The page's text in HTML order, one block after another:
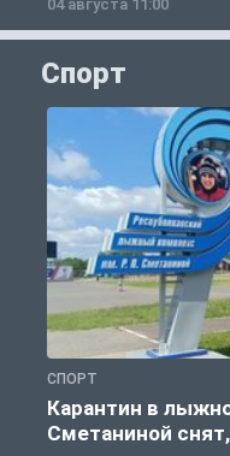
04 августа 11:00
Спорт
СПОРТ
Карантин в
Сметаниной